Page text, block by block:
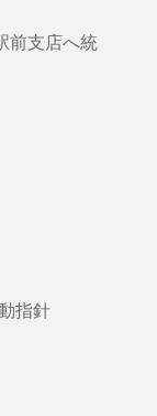
前支店へ統
指針